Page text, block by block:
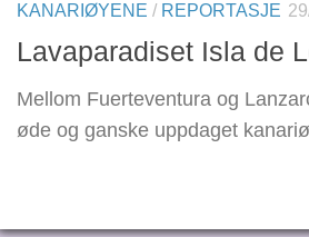
KANARIØYENE / REPORTASJE
Lavaparadiset Isla de
Mellom Fuerteventura og
øde og ganske uppdaget